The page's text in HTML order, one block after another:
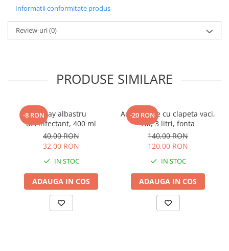
Dozare / Masurare
Faina / Paine
Ferma inteligenta
Ventilatie
Gradina
Combaterea daunatorilor
Intretinere gazon
Prelucrarea solului
Taierea arborilor
Informatii conformitate produs
Review-uri(0)
PRODUSE SIMILARE
-8 RONSpray albastru
dezinfectant, 400 ml
40,00 RON
32,00 RON
IN STOC
ADAUGA IN COS
-20 RON
Adapatoare cu clapeta vaci,
cai, 3 litri, fonta
140,00 RON
120,00 RON
IN STOC
ADAUGA IN COS